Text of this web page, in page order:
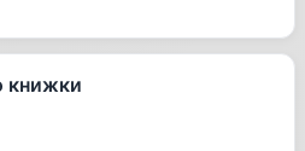
книжки